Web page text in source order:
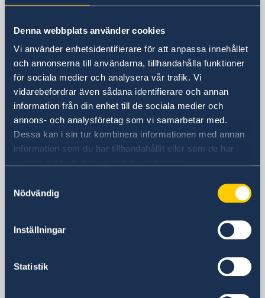
Denna webbplats använder cookies
Vi använder enhetsidentifierare för att anpassa innehållet
och annonserna till användarna, tillhandahålla funktioner
för sociala medier och analysera vår trafik. Vi
vidarebefordrar även sådana identifierare och annan
information från din enhet till de sociala medier och
annons- och analysföretag som vi samarbetar med.
Dessa kan i sin tur kombinera informationen med annan
information som du har tillhandahållit eller som de har
Nödvändig
Inställningar
Statistik
Sverige i Serbien
Sveriges ambassad
Besöksadress
Vänligen boka ditt besök per telefon eller
epost
Postadress
Sveriges ambassad
P.O.B. 5
11040 Belgrad
Telefonnummer
+381 11 20 69 200
E-postadress